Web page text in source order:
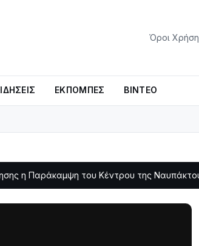
Όροι
ΕΚΠΟΜΠΈΣ ΒΊΝΤΕΟ
του Κέντρου της Ναυπάκτου11:11 Σε